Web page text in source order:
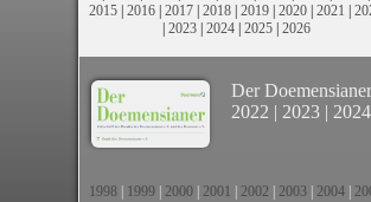
2015 | 2016 | 2017 | 2018 | 2019 | 2020 | 2021 |
| 2023| 2024| 2025| 2026
Der Doemensianer
2022 | 2023 | 2024
1998 1999 2000 2001 2002 2003 2004